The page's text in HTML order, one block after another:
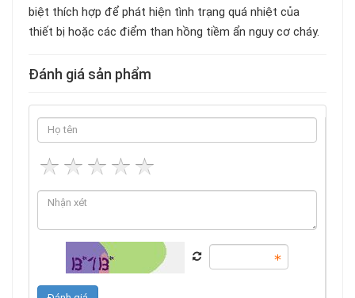
biệt thích hợp để phát hiện tình trạng quá nhiệt của
thiết bị hoặc các điểm than hồng tiềm ẩn nguy cơ cháy.
Đánh giá sản phẩm